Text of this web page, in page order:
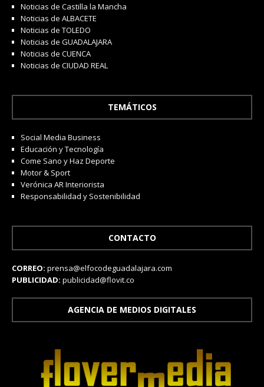
Noticias de Castilla la Mancha
Noticias de ALBACETE
Noticias de TOLEDO
Noticias de GUADALAJARA
Noticias de CUENCA
Noticias de CIUDAD REAL
TEMÁTICOS
Social Media Business
Educación y Tecnología
Come Sano y Haz Deporte
Motor & Sport
Verónica AR Interiorista
Responsabilidad y Sostenibilidad
CONTACTO
CORREO: prensa@elfocodeguadalajara.com
PUBLICIDAD: publicidad@flovit.co
AGENCIA DE MEDIOS DIGITALES